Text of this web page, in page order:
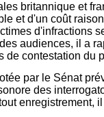
britannique et
et d'un coût
d'infractions
audiences, il a
contestation
par le Sénat
des
enregistrement,